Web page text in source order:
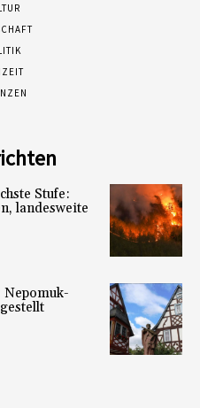
Stufe:
landesweite
Nepomuk-